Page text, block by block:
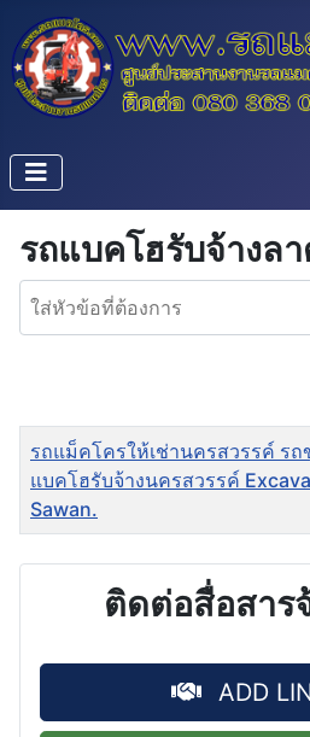
รถแบคโฮรับจ้างล
ใส่หัวข้อที่ต้องการ
ชื่อ
รถแม็คโครให้เช่านครสวรรค์ รถ
แบคโฮรับจ้างนครสวรรค์
Sawan.
ติดต่อสื่อสาร
ADD